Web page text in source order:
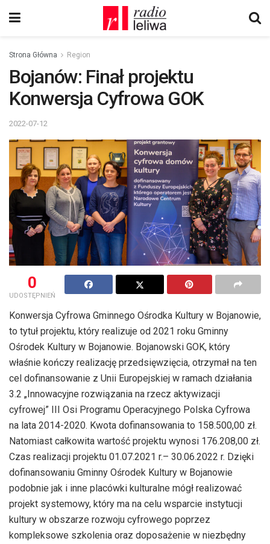
Strona Główna Region
Bojanów: Finał projektu
Konwersja Cyfrowa GOK
2022-07-12
0
UDOSTĘPNIEŃ
Konwersja Cyfrowa Gminnego Ośrodka Kultury w Bojanowie,
to tytuł projektu, który realizuje od 2021 roku Gminny
Ośrodek Kultury w Bojanowie. Bojanowski GOK, który
właśnie kończy realizację przedsięwzięcia, otrzymał na ten
cel dofinansowanie z Unii Europejskiej w ramach działania
3.2 „Innowacyjne rozwiązania na rzecz aktywizacji
cyfrowej” III Osi Programu Operacyjnego Polska Cyfrowa
na lata 2014-2020. Kwota dofinansowania to 158.500,00 zł.
Natomiast całkowita wartość projektu wynosi 176.208,00 zł.
Czas realizacji projektu 01.07.2021 r.– 30.06.2022 r. Dzięki
dofinansowaniu Gminny Ośrodek Kultury w Bojanowie
podobnie jak i inne placówki kulturalne mógł realizować
projekt systemowy, który ma na celu wsparcie instytucji
kultury w obszarze rozwoju cyfrowego poprzez
kompleksowe szkolenia oraz doposażenie w niezbędny